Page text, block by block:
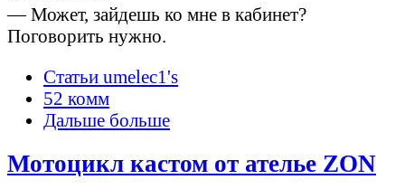
— Может, зайдешь ко мне в кабинет?
Поговорить нужно.
Статьи umelec1's
52 комм
Дальше больше
Мотоцикл кастом от ателье ZON